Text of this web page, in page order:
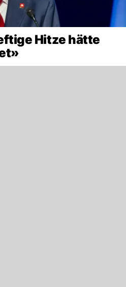
Hitze hätte